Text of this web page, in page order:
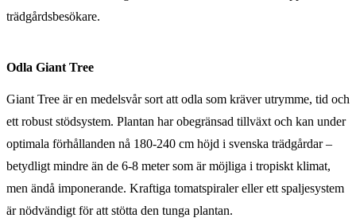
trädgårdsbesökare.
Odla Giant Tree
Giant Tree är en medelsvår sort att odla som kräver utrymme, tid och
ett robust stödsystem. Plantan har obegränsad tillväxt och kan under
optimala förhållanden nå 180-240 cm höjd i svenska trädgårdar –
betydligt mindre än de 6-8 meter som är möjliga i tropiskt klimat,
men ändå imponerande. Kraftiga tomatspiraler eller ett spaljesystem
är nödvändigt för att stötta den tunga plantan.